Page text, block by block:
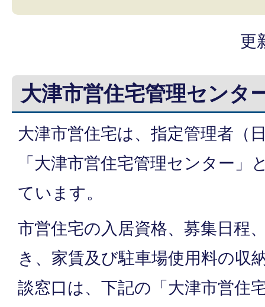
更
大津市営住宅管理センタ
大津市営住宅は、指定管理者（
「大津市営住宅管理センター」
ています。
市営住宅の入居資格、募集日程
き、家賃及び駐車場使用料の収
談窓口は、下記の「大津市営住